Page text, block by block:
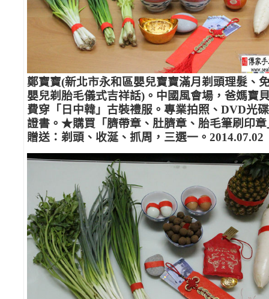
鄭寶寶(新北市永和區嬰兒寶寶滿月剃頭理髮、
嬰兒剃胎毛儀式吉祥話)。中國風會場，爸媽寶
費穿「日中韓」古裝禮服。專業拍照、DVD光
證書。★購買「臍帶章、肚臍章、胎毛筆刷印章
贈送：剃頭、收涎、抓周，三選一。2014.07.02